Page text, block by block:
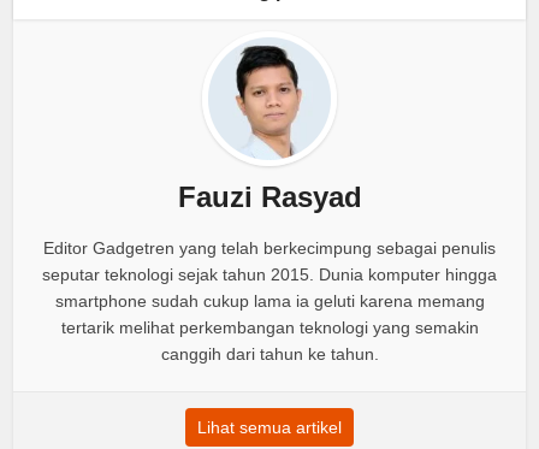
Fauzi Rasyad
Editor Gadgetren yang telah berkecimpung sebagai penulis
seputar teknologi sejak tahun 2015. Dunia komputer hingga
smartphone sudah cukup lama ia geluti karena memang
tertarik melihat perkembangan teknologi yang semakin
canggih dari tahun ke tahun.
Lihat semua artikel